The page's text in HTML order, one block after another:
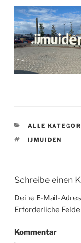
KATEGORIEN
ALLE
IJMUIDEN
Schreibe einen
Deine E-Mail-
Erforderliche
Kommentar